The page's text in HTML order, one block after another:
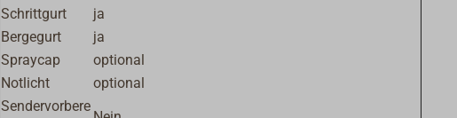
Schrittgurt
ja
Bergegurt
ja
Spraycap
optional
Notlicht
optional
Sendervorbere